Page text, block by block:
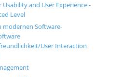
and User Experience -
Level
modernen Software-
User Interaction